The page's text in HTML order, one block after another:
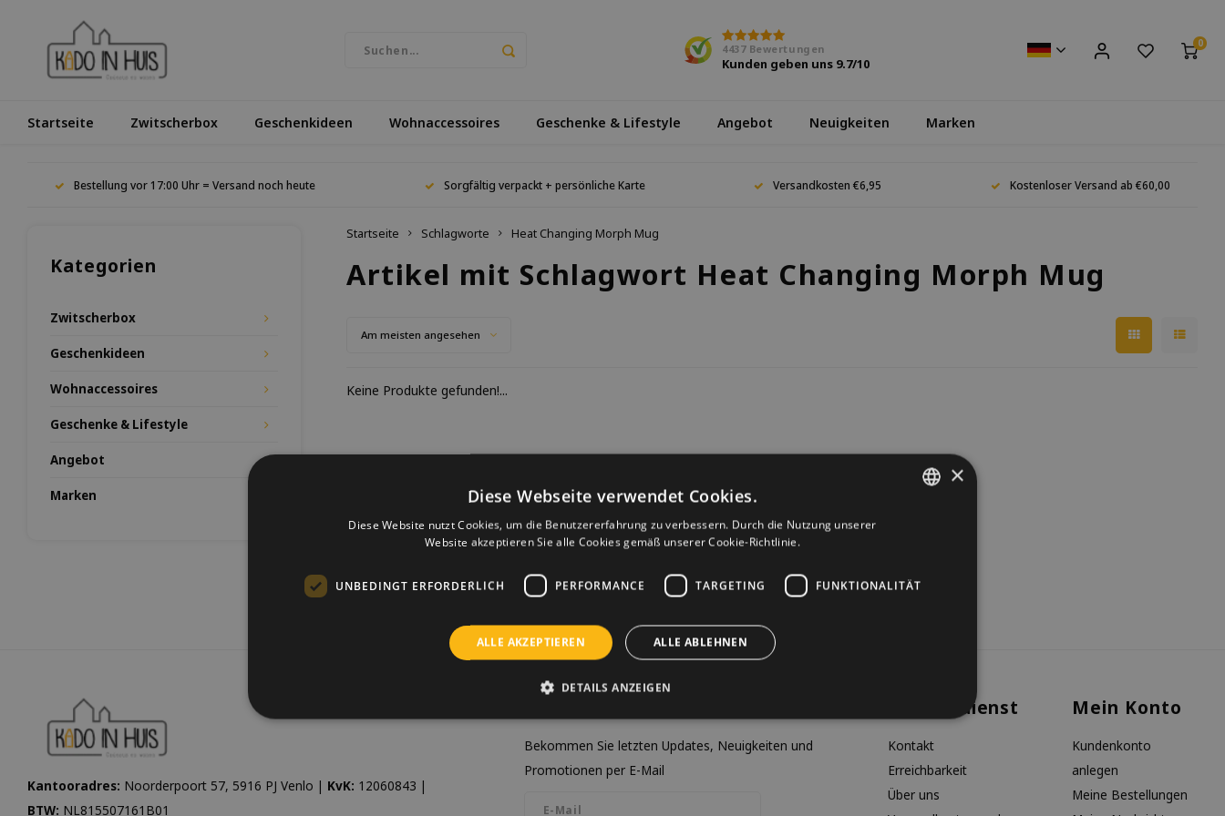
4437Bewertungen
Kunden geben uns 9.7/10
0
Startseite Zwitscherbox Geschenkideen Wohnaccessoires Geschenke & Lifestyle Angebot Neuigkeiten Marken
Bestellung vor 17:00 Uhr = Versand noch heute Sorgfältig verpackt + persönliche Karte Versandkosten €6,95 Kostenloser Versand ab €60,00
Kategorien
Zwitscherbox
Geschenkideen
Wohnaccessoires
Geschenke & Lifestyle
Angebot
Marken
Startseite Schlagworte Heat Changing Morph Mug
Artikel mit Schlagwort Heat Changing Morph Mug
Am meisten angesehen
Keine Produkte gefunden!...
Kantooradres: Noorderpoort 57, 5916 PJ Venlo | KvK: 12060843 |
BTW: NL815507161B01
Bekommen Sie letzten Updates, Neuigkeiten und
Promotionen per E-Mail
Kundendienst
Kontakt
Erreichbarkeit
Über uns
Mein Konto
Kundenkonto
anlegen
Meine Bestellungen
ENGLISH
×
Diese Webseite verwendet Cookies.
Diese Website nutzt Cookies, um die Benutzererfahrung zu verbessern. Durch die Nutzung unserer
Website akzeptieren Sie alle Cookies gemäß unserer Cookie-Richtlinie.
UNBEDINGT ERFORDERLICH PERFORMANCE TARGETING FUNKTIONALITÄT
ALLE AKZEPTIEREN ALLE ABLEHNEN
DETAILS ANZEIGEN